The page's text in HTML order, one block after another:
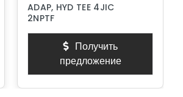
ADAP, HYD TEE 4JIC
2NPTF
Получить
предложение